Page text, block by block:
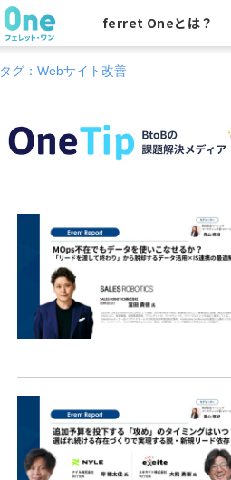
ferret Oneとは？
タグ：Webサイト改善